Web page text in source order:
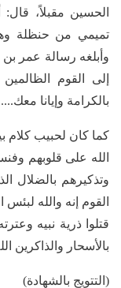
الحسين مقبلاً،
تميمي من حنظلة
وأبلغه رسالة عمر
إلى القوم
بالكرامة وإيانا معك....
كما كان لحبيب كلام
الله على قلوبهم
وتذكيرهم بالضلال
القوم إنه والله
قتلوا ذرية نبيه
بالأسحار والذاكرين
(التتويج بالشهادة)